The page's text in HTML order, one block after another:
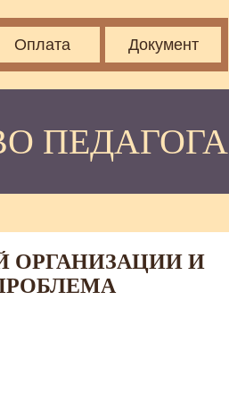
Оплата Документ
ПЕДАГОГА
ОРГАНИЗАЦИИ И